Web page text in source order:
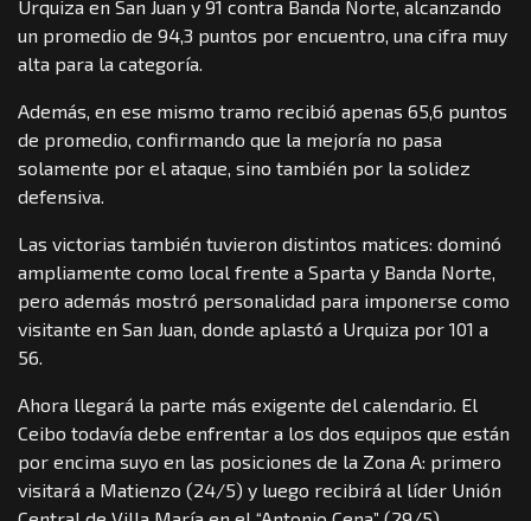
Urquiza en San Juan y 91 contra Banda Norte, alcanzando
un promedio de 94,3 puntos por encuentro, una cifra muy
alta para la categoría.
Además, en ese mismo tramo recibió apenas 65,6 puntos
de promedio, confirmando que la mejoría no pasa
solamente por el ataque, sino también por la solidez
defensiva.
Las victorias también tuvieron distintos matices: dominó
ampliamente como local frente a Sparta y Banda Norte,
pero además mostró personalidad para imponerse como
visitante en San Juan, donde aplastó a Urquiza por 101 a
56.
Ahora llegará la parte más exigente del calendario. El
Ceibo todavía debe enfrentar a los dos equipos que están
por encima suyo en las posiciones de la Zona A: primero
visitará a Matienzo (24/5) y luego recibirá al líder Unión